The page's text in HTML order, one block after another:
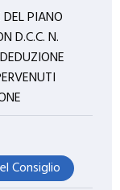
PIANO
D.C.C. N.
Consiglio